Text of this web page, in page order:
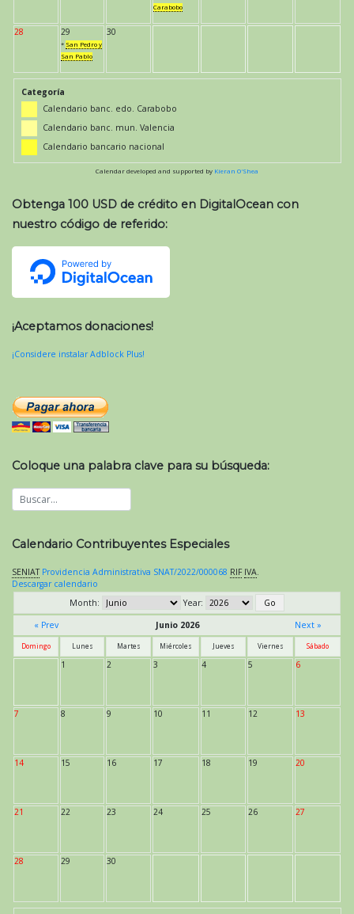
Carabobo
28 29
* San Pedro y
San Pablo
30
Categoría
Calendario banc. edo. Carabobo
Calendario banc. mun. Valencia
Calendario bancario nacional
Calendar developed and supported by Kieran O'Shea
Obtenga 100 USD de crédito en DigitalOcean con
nuestro código de referido:
¡Aceptamos donaciones!
¡Considere instalar Adblock Plus!
Coloque una palabra clave para su búsqueda:
Calendario Contribuyentes Especiales
SENIAT Providencia Administrativa SNAT/2022/000068 RIF IVA.
Descargar calendario
Month:
Year:
« Prev
Junio 2026 Next »
Domingo Lunes Martes Miércoles Jueves Viernes Sábado
1 2 3 4 5 6
7 8 9 10 11 12 13
14 15 16 17 18 19 20
21 22 23 24 25 26 27
28 29 30